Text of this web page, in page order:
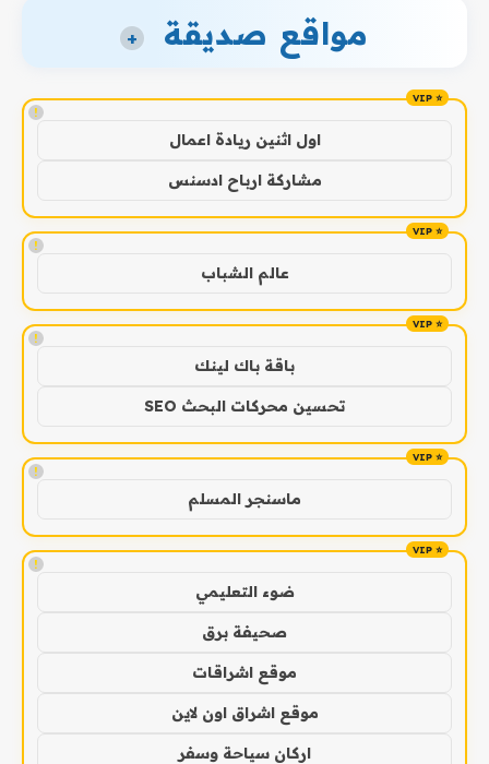
مواقع صديقة +
!
اول اثنين ريادة اعمال
مشاركة ارباح ادسنس
!
عالم الشباب
!
باقة باك لينك
تحسين محركات البحث SEO
!
ماسنجر المسلم
!
ضوء التعليمي
صحيفة برق
موقع اشراقات
موقع اشراق اون لاين
اركان سياحة وسفر